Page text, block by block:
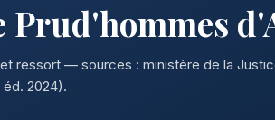
Prud'hommes
ressort — sources : ministère de la
éd. 2024).